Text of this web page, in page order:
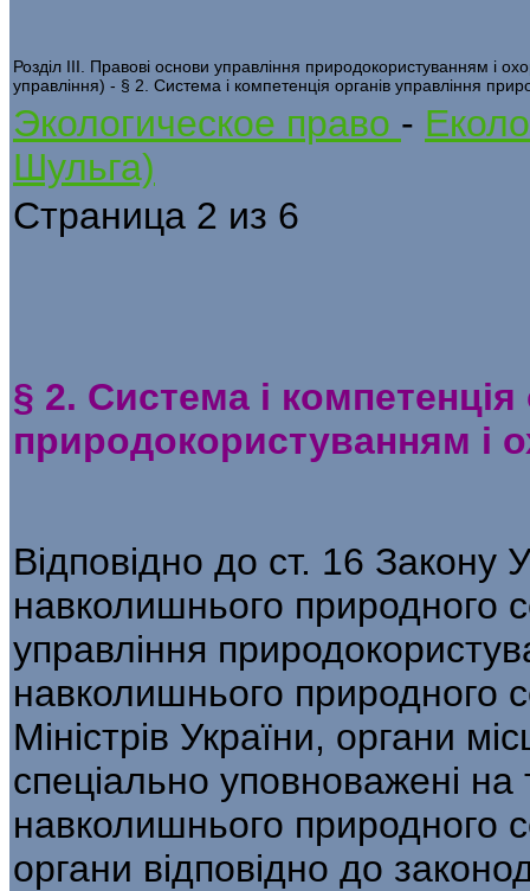
Розділ ІІІ. Правові основи управління природокористуванням і
управління) - § 2. Система і компетенція органів управління
Экологическое право -
Шульга)
Страница 2 из 6
§ 2. Система і компетенція
природокористуванням і
Відповідно до ст. 16 Закону
навколишнього природного
управління
навколишнього природного
Міністрів України, органи
спеціально уповноважені
навколиш­нього природного
органи відповідно до